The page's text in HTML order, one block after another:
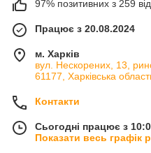
97% позитивних з 259
Працює з 20.08.2024
м. Харків
вул. Нескорених, 13,
61177, Харківська
Контакти
Сьогодні працює з
Показати весь графік